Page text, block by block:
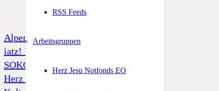
RSS Feeds
Arbeitsgruppen
Herz Jesu Notfonds EO
Alpenregionstreffen
iatz! Freiheit und Unabhängigkeit
SOKO Tatort „Alto Adige“
Herz Jesu Notfonds